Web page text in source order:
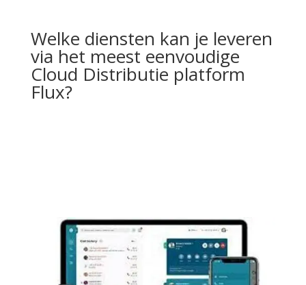
Welke diensten kan je leveren
via het meest eenvoudige
Cloud Distributie platform
Flux?